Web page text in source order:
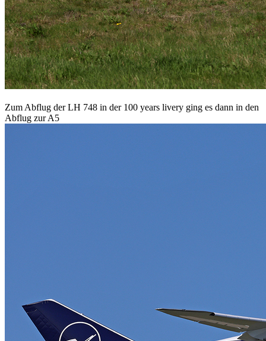
Zum Abflug der LH 748 in der 100 years livery ging es dann in den
Abflug zur A5